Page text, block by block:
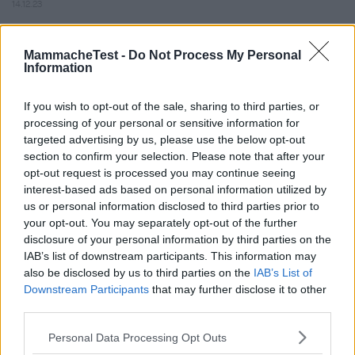
MammacheTest - Do Not Process My Personal
Information
If you wish to opt-out of the sale, sharing to third parties, or
processing of your personal or sensitive information for
targeted advertising by us, please use the below opt-out
section to confirm your selection. Please note that after your
opt-out request is processed you may continue seeing
interest-based ads based on personal information utilized by
us or personal information disclosed to third parties prior to
your opt-out. You may separately opt-out of the further
disclosure of your personal information by third parties on the
IAB’s list of downstream participants. This information may
also be disclosed by us to third parties on the IAB’s List of
Downstream Participants that may further disclose it to other
Please note that this website/app uses one or more Google
Personal Data Processing Opt Outs
dire la verità pensavo non lo guardas...continua a leggere
)
Isa.lettieri
Expert Advisor
«Top»
10.0
Giochini utili per intrattenere e incuriosire i bimbi ad un
prezzo stracciato! Colorati, resist...continua a leggere